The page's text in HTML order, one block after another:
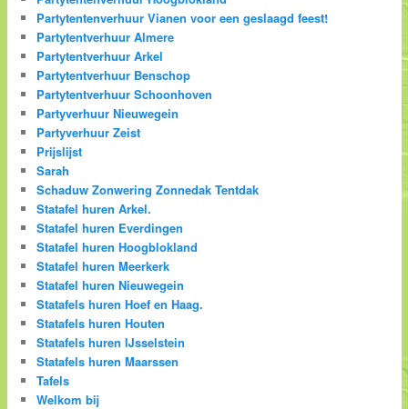
Partytentenverhuur Vianen voor een geslaagd feest!
Partytentverhuur Almere
Partytentverhuur Arkel
Partytentverhuur Benschop
Partytentverhuur Schoonhoven
Partyverhuur Nieuwegein
Partyverhuur Zeist
Prijslijst
Sarah
Schaduw Zonwering Zonnedak Tentdak
Statafel huren Arkel.
Statafel huren Everdingen
Statafel huren Hoogblokland
Statafel huren Meerkerk
Statafel huren Nieuwegein
Statafels huren Hoef en Haag.
Statafels huren Houten
Statafels huren IJsselstein
Statafels huren Maarssen
Tafels
Welkom bij